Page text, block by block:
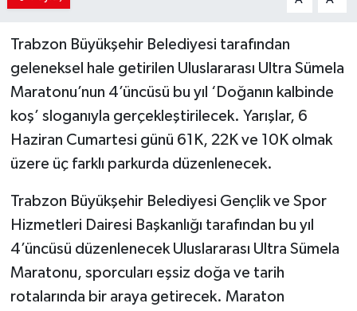
Trabzon Büyükşehir Belediyesi tarafından
geleneksel hale getirilen Uluslararası Ultra Sümela
Maratonu’nun 4’üncüsü bu yıl ‘Doğanın kalbinde
koş’ sloganıyla gerçekleştirilecek. Yarışlar, 6
Haziran Cumartesi günü 61K, 22K ve 10K olmak
üzere üç farklı parkurda düzenlenecek.
Trabzon Büyükşehir Belediyesi Gençlik ve Spor
Hizmetleri Dairesi Başkanlığı tarafından bu yıl
4’üncüsü düzenlenecek Uluslararası Ultra Sümela
Maratonu, sporcuları eşsiz doğa ve tarih
rotalarında bir araya getirecek. Maraton